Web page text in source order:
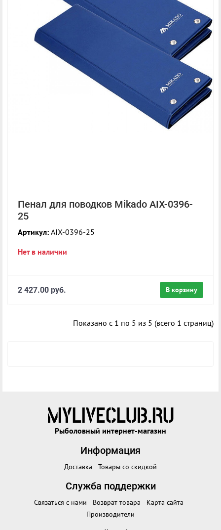
Пенал для поводков Mikado AIX-0396-
25
Артикул: AIX-0396-25
Нет в наличии
В корзину
2 427.00 руб.
Показано с 1 по 5 из 5 (всего 1 страниц)
Рыболовный интернет-магазин
Информация
Доставка Товары со скидкой
Служба поддержки
Связаться с нами Возврат товара
Карта сайта
Производители